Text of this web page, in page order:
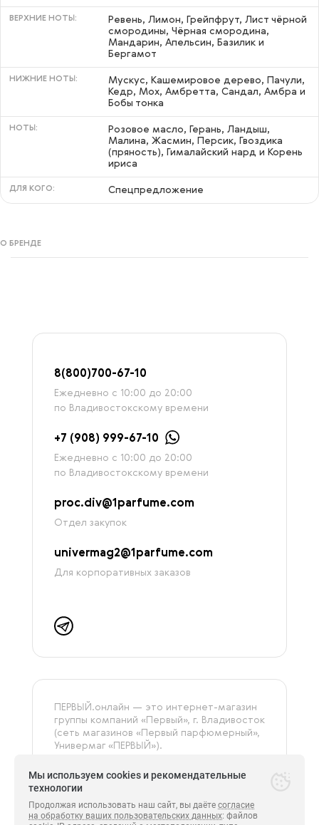
ВЕРХНИЕ НОТЫ:
Ревень, Лимон, Грейпфрут, Лист чёрной
смородины, Чёрная смородина,
Мандарин, Апельсин, Базилик и
Бергамот
НИЖНИЕ НОТЫ:
Мускус, Кашемировое дерево, Пачули,
Кедр, Мох, Амбретта, Сандал, Амбра и
Бобы тонка
НОТЫ:
Розовое масло, Герань, Ландыш,
Малина, Жасмин, Персик, Гвоздика
(пряность), Гималайский нард и Корень
ириса
ДЛЯ КОГО: Спецпредложение
О БРЕНДЕ
8(800)700-67-10
Ежедневно с 10:00 до 20:00
по Владивостокскому времени
+7 (908) 999-67-10
Ежедневно с 10:00 до 20:00
по Владивостокскому времени
proc.div@1parfume.com
Отдел закупок
univermag2@1parfume.com
Для корпоративных заказов
ПЕРВЫЙ.онлайн — это интернет-магазин
группы компаний «‎Первый», г. Владивосток
(сеть магазинов «Первый парфюмерный»,
Универмаг «ПЕРВЫЙ»).
оригинальная и сертифицированная
продукция.
Мы используем cookies и рекомендательные
технологии
Продолжая использовать наш сайт, вы даёте согласие
на обработку ваших пользовательских данных: файлов